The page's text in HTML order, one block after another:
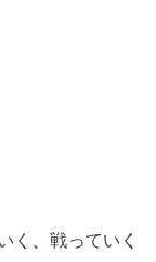
く、戦っていく